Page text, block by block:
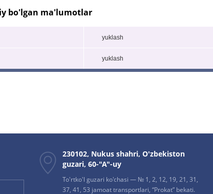
bo'lgan ma'lumotlar
yuklash
yuklash
230102, Nukus shahri, O'zbekiston
guzari, 60-"A"-uy
To'rtko'l guzari ko'chasi — № 1, 2, 12, 19, 21, 31,
37, 41, 53 jamoat transportlari, “Prokat” bekati.